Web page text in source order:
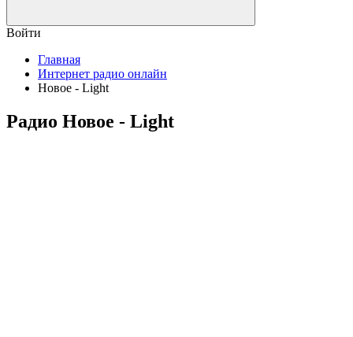
Войти
Главная
Интернет радио онлайн
Новое - Light
Радио Новое - Light